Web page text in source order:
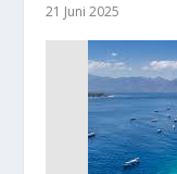
21 Juni 2025